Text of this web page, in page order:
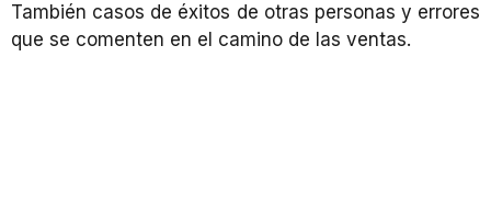
También casos de éxitos de otras personas y errores
que se comenten en el camino de las ventas.